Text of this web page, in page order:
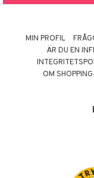
MIN PROFIL
ÄR DU EN
OM